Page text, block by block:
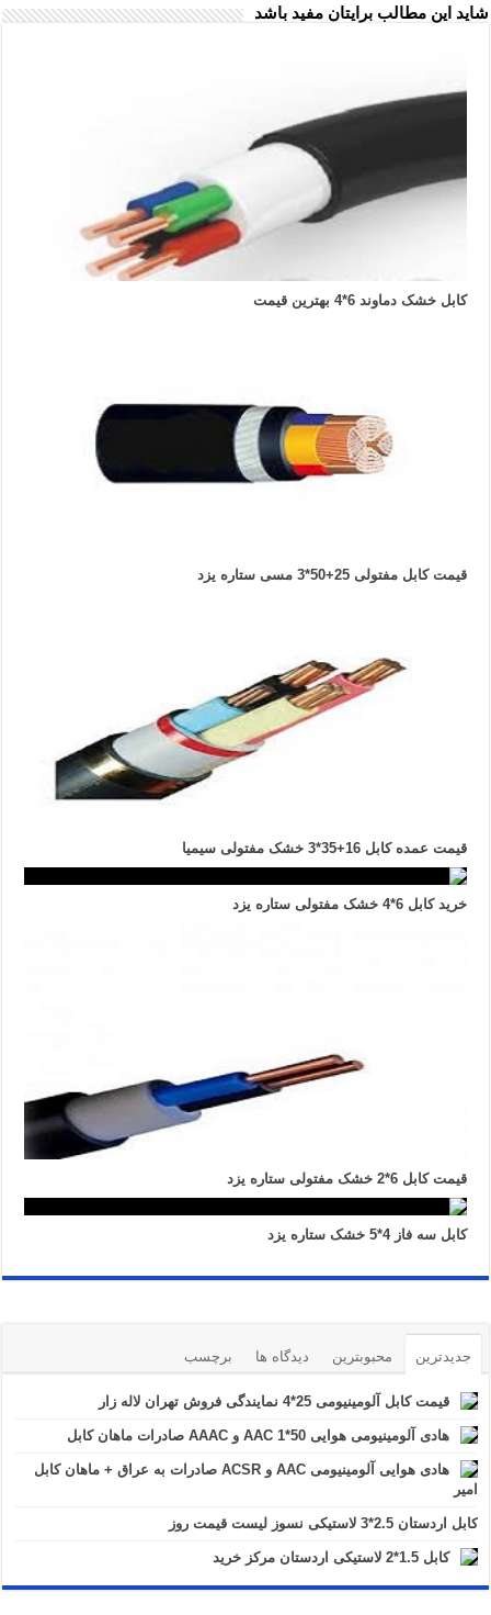
شاید این مطالب برایتان مفید باشد
کابل خشک دماوند 6*4 بهترین قیمت
قیمت کابل مفتولی 25+50*3 مسی ستاره یزد
قیمت عمده کابل 16+35*3 خشک مفتولی سیمیا
خرید کابل 6*4 خشک مفتولی ستاره یزد
قیمت کابل 6*2 خشک مفتولی ستاره یزد
کابل سه فاز 4*5 خشک ستاره یزد
جدیدترین محبوبترین دیدگاه ها برچسب
قیمت کابل آلومینیومی 25*4 نمایندگی فروش تهران لاله زار
هادی آلومینیومی هوایی 50*1 AAC و AAAC صادرات ماهان کابل
هادی هوایی آلومینیومی AAC و ACSR صادرات به عراق + ماهان کابل
امیر
کابل اردستان 2.5*3 لاستیکی نسوز لیست قیمت روز
کابل 1.5*2 لاستیکی اردستان مرکز خرید